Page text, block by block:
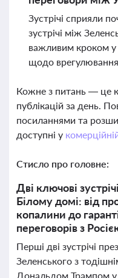
Зустрічі сприяли
зустрічі між
важливим кроком у
щодо врегулювання
Кожне з питань — це
публікацій за день.
посиланнями та
доступні у
Стисло про головне:
Дві ключові
Білому домі: від
копалини до
переговорів з
Перші дві зустрічі
Зеленського з
Дональдом Трампом у